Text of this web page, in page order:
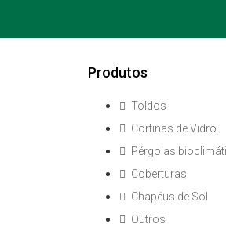
Produtos
Toldos
Cortinas de Vidro
Pérgolas
Coberturas
Chapéus de Sol
Outros